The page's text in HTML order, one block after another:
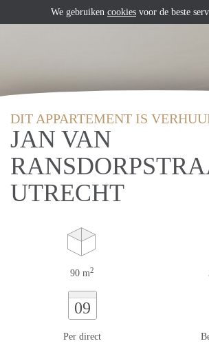
DIT APPARTEMENT IS
JAN VAN
UTRECHT
90 m2
09
Per direct
We gebruiken cookies voor de beste